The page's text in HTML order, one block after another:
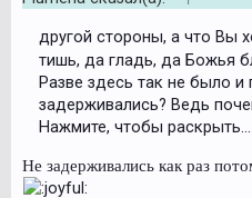
другой стороны, а что Вы
тишь, да гладь, да Божья
Разве здесь так не было
задерживались? Ведь
Нажмите, чтобы раскрыть...
Не задерживались как раз